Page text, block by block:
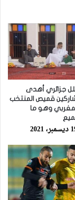
مع
جزائري أهدى
قميص المنتخب
وهو ما